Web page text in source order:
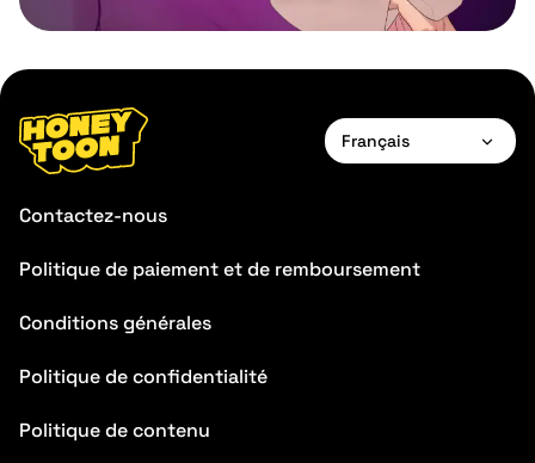
Français
Deutsch
Contactez-nous
Politique de paiement et de remboursement
Conditions générales
Politique de confidentialité
Politique de contenu